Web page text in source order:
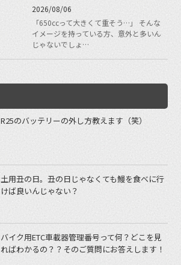
2026/08/06
「650ccって大きくて重そう…」 そんな
イメージを持っている方、意外と多いん
じゃないでしょ…
R25のバッテリーの外し方教えます（笑）
土用丑の日。丑の日じゃなくても鰻を食べに行
けば良いんじゃない？
バイク用ETC車載器管理番号って何？どこを見
ればわかるの？？そのご質問にお答えします！